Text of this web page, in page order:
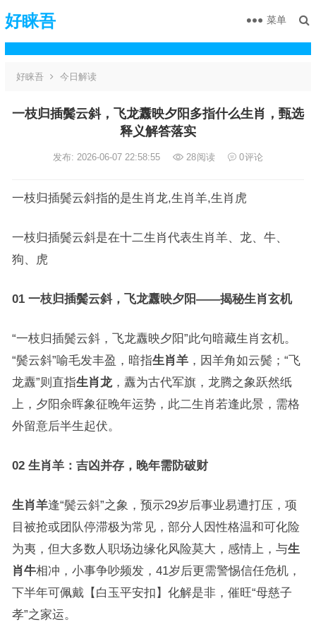
好睐吾 菜单
好睐吾 今日解读
一枝归插鬓云斜，飞龙纛映夕阳多指什么生肖，甄选
释义解答落实
发布: 2026-06-07 22:58:55 28阅读 0评论
一枝归插鬓云斜指的是生肖龙,生肖羊,生肖虎
一枝归插鬓云斜是在十二生肖代表生肖羊、龙、牛、
狗、虎
01 一枝归插鬓云斜，飞龙纛映夕阳——揭秘生肖玄机
“一枝归插鬓云斜，飞龙纛映夕阳”此句暗藏生肖玄机。
“鬓云斜”喻毛发丰盈，暗指生肖羊，因羊角如云鬓；“飞
龙纛”则直指生肖龙，纛为古代军旗，龙腾之象跃然纸
上，夕阳余晖象征晚年运势，此二生肖若逢此景，需格
外留意后半生起伏。
02 生肖羊：吉凶并存，晚年需防破财
生肖羊逢“鬓云斜”之象，预示29岁后事业易遭打压，项
目被抢或团队停滞极为常见，部分人因性格温和可化险
为夷，但大多数人职场边缘化风险莫大，感情上，与生
肖牛相冲，小事争吵频发，41岁后更需警惕信任危机，
下半年可佩戴【白玉平安扣】化解是非，催旺“母慈子
孝”之家运。